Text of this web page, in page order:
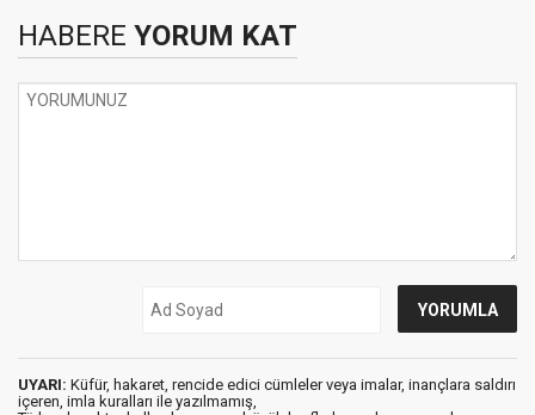
HABERE YORUM KAT
UYARI: Küfür, hakaret, rencide edici cümleler veya imalar, inançlara saldırı
içeren, imla kuralları ile yazılmamış,